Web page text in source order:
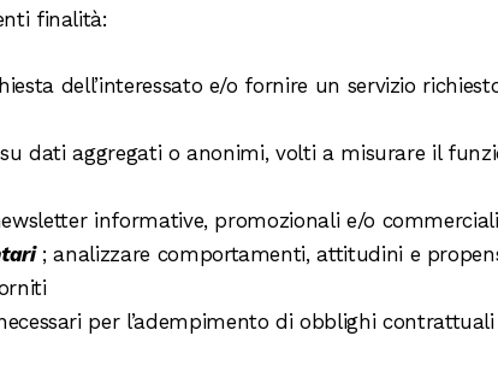
finalità:
dell’interessato e/o fornire un servizio
dati aggregati o anonimi, volti a misurare il
informative, promozionali e/o
; analizzare comportamenti, attitudini e
per l’adempimento di obblighi